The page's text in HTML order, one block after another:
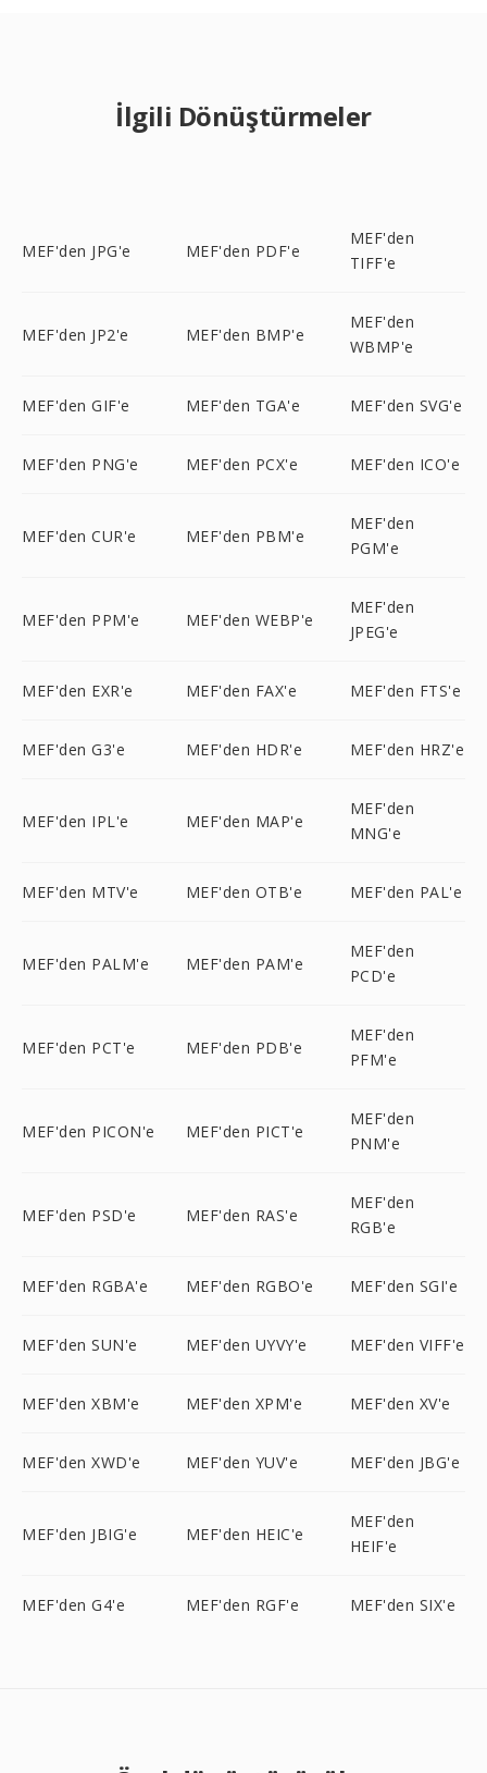
İlgili Dönüştürmeler
MEF'den JPG'e MEF'den PDF'e
MEF'den
TIFF'e
MEF'den JP2'e MEF'den BMP'e
MEF'den
WBMP'e
MEF'den GIF'e MEF'den TGA'e MEF'den SVG'e
MEF'den PNG'e MEF'den PCX'e MEF'den ICO'e
MEF'den CUR'e MEF'den PBM'e
MEF'den
PGM'e
MEF'den PPM'e MEF'den WEBP'e
MEF'den
JPEG'e
MEF'den EXR'e MEF'den FAX'e MEF'den FTS'e
MEF'den G3'e MEF'den HDR'e MEF'den HRZ'e
MEF'den IPL'e MEF'den MAP'e
MEF'den
MNG'e
MEF'den MTV'e MEF'den OTB'e MEF'den PAL'e
MEF'den PALM'e MEF'den PAM'e
MEF'den
PCD'e
MEF'den PCT'e MEF'den PDB'e
MEF'den
PFM'e
MEF'den PICON'e MEF'den PICT'e
MEF'den
PNM'e
MEF'den PSD'e MEF'den RAS'e
MEF'den
RGB'e
MEF'den RGBA'e MEF'den RGBO'e MEF'den SGI'e
MEF'den SUN'e MEF'den UYVY'e MEF'den VIFF'e
MEF'den XBM'e MEF'den XPM'e MEF'den XV'e
MEF'den XWD'e MEF'den YUV'e MEF'den JBG'e
MEF'den JBIG'e MEF'den HEIC'e
MEF'den
HEIF'e
MEF'den G4'e MEF'den RGF'e MEF'den SIX'e